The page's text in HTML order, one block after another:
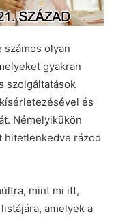
olyan
gyakran
szolgáltatások
és
Némelyikükön
hitetlenkedve rázod
mint mi itt,
amelyek a